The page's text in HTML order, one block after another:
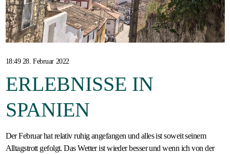
Gastfamilie
werden
18:49 28. Februar 2022
ERLEBNISSE IN
SPANIEN
Der Februar hat relativ ruhig angefangen und alles ist soweit seinem
Alltagstrott gefolgt. Das Wetter ist wieder besser und wenn ich von der